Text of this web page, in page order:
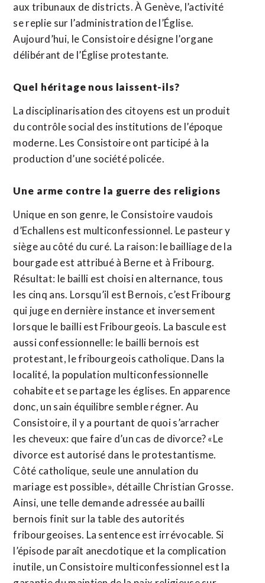
aux tribunaux de districts. À Genève, l’activité
se replie sur l’administration de l’Église.
Aujourd’hui, le Consistoire désigne l’organe
délibérant de l’Église protestante.
Quel héritage nous laissent-ils?
La disciplinarisation des citoyens est un produit
du contrôle social des institutions de l’époque
moderne. Les Consistoire ont participé à la
production d’une société policée.
Une arme contre la guerre des religions
Unique en son genre, le Consistoire vaudois
d’Echallens est multiconfessionnel. Le pasteur y
siège au côté du curé. La raison: le bailliage de la
bourgade est attribué à Berne et à Fribourg.
Résultat: le bailli est choisi en alternance, tous
les cinq ans. Lorsqu’il est Bernois, c’est Fribourg
qui juge en dernière instance et inversement
lorsque le bailli est Fribourgeois. La bascule est
aussi confessionnelle: le bailli bernois est
protestant, le fribourgeois catholique. Dans la
localité, la population multiconfessionnelle
cohabite et se partage les églises. En apparence
donc, un sain équilibre semble régner. Au
Consistoire, il y a pourtant de quoi s’arracher
les cheveux: que faire d’un cas de divorce? «Le
divorce est autorisé dans le protestantisme.
Côté catholique, seule une annulation du
mariage est possible», détaille Christian Grosse.
Ainsi, une telle demande adressée au bailli
bernois finit sur la table des autorités
fribourgeoises. La sentence est irrévocable. Si
l’épisode paraît anecdotique et la complication
inutile, un Consistoire multiconfessionnel est la